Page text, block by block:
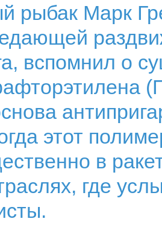
рыбак Марк
вспомнил о
этот
в
где